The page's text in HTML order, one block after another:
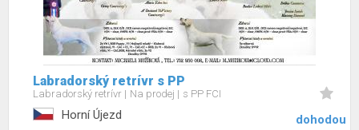
Labradorský retrívr s PP
Labradorský retrívr Na prodej s PP FCI
Horní Újezd dohodou